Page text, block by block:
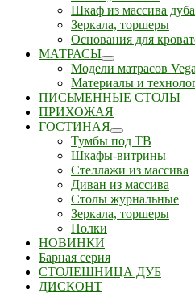
Шкаф из массива дуба
Зеркала, торшеры
Основания для
МАТРАСЫ
Модели матрасов
Материалы и
ПИСЬМЕННЫЕ СТОЛЫ
ПРИХОЖАЯ
ГОСТИНАЯ
Тумбы под ТВ
Шкафы-витрины
Стеллажи из массива
Диван из массива
Столы журнальные
Зеркала, торшеры
Полки
НОВИНКИ
Барная серия
СТОЛЕШНИЦА ДУБ
ДИСКОНТ